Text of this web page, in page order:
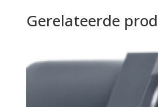
Gerelateerde